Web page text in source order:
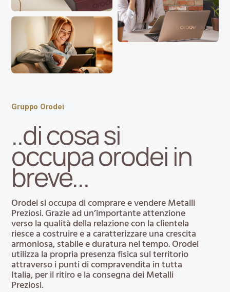
Gruppo Orodei
..di cosa si
occupa orodei in
breve...
Orodei si occupa di comprare e vendere Metalli
Preziosi. Grazie ad un’importante attenzione
verso la qualità della relazione con la clientela
riesce a costruire e a caratterizzare una crescita
armoniosa, stabile e duratura nel tempo. Orodei
utilizza la propria presenza fisica sul territorio
attraverso i punti di compravendita in tutta
Italia, per il ritiro e la consegna dei Metalli
Preziosi.